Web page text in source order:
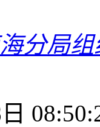
分局